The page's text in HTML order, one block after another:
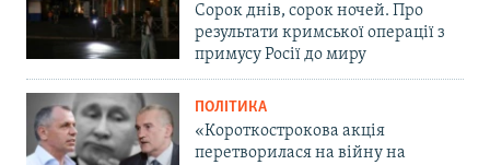
Сорок днів, сорок ночей. Про
результати кримської операції з
примусу Росії до миру
ПОЛІТИКА
«Короткострокова акція
перетворилася на війну на